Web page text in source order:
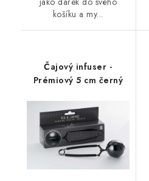
košíku a my...
Čajový infuser -
Prémiový 5 cm černý